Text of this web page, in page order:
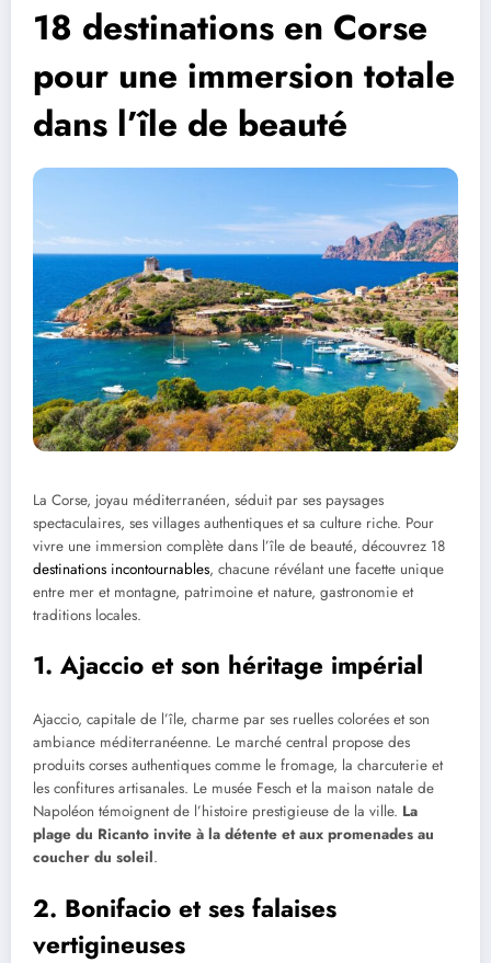
18 destinations en Corse
pour une immersion totale
dans l’île de beauté
La Corse, joyau méditerranéen, séduit par ses paysages
spectaculaires, ses villages authentiques et sa culture riche. Pour
vivre une immersion complète dans l’île de beauté, découvrez 18
destinations incontournables, chacune révélant une facette unique
entre mer et montagne, patrimoine et nature, gastronomie et
traditions locales.
1. Ajaccio et son héritage impérial
Ajaccio, capitale de l’île, charme par ses ruelles colorées et son
ambiance méditerranéenne. Le marché central propose des
produits corses authentiques comme le fromage, la charcuterie et
les confitures artisanales. Le musée Fesch et la maison natale de
Napoléon témoignent de l’histoire prestigieuse de la ville. La
plage du Ricanto invite à la détente et aux promenades au
coucher du soleil.
2. Bonifacio et ses falaises
vertigineuses